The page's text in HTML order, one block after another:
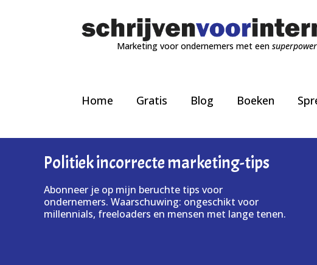
Marketing voor ondernemers met eensuperpower
Home Gratis Blog Boeken
Politiek incorrecte marketing-tips
Abonneer je op mijn beruchte tips voor
ondernemers. Waarschuwing: ongeschikt voor
millennials, freeloaders en mensen met lange tenen.